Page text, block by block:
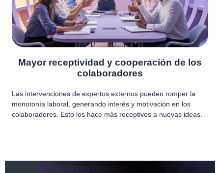
Mayor receptividad y cooperación de los
colaboradores
Las intervenciones de expertos externos pueden romper la
monotonía laboral, generando interés y motivación en los
colaboradores. Esto los hace más receptivos a nuevas ideas.